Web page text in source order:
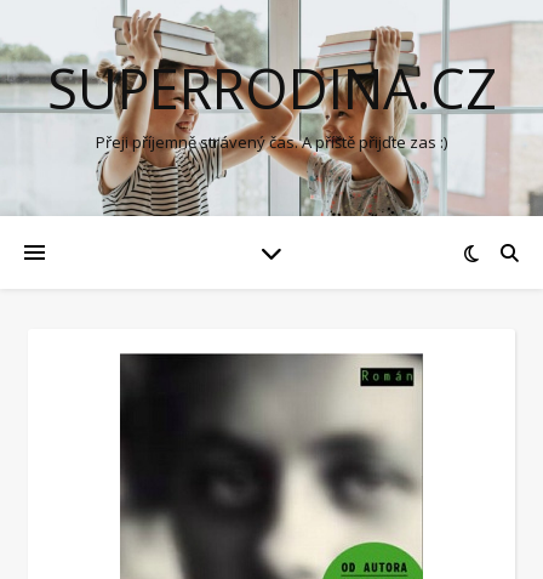
SUPERRODINA.CZ
Přeji příjemně strávený čas. A příště přijďte zas :)